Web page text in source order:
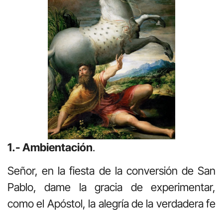
1.- Ambientación.
Señor, en la fiesta de la conversión de San
Pablo, dame la gracia de experimentar,
como el Apóstol, la alegría de la verdadera fe